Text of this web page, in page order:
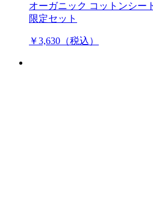
オーガニック コットンシー
限定セット
￥3,630（税込）